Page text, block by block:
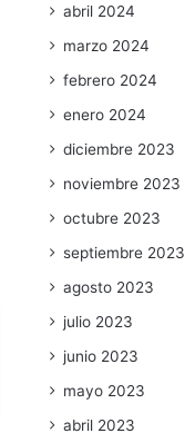
abril 2024
marzo 2024
febrero 2024
enero 2024
diciembre 2023
noviembre 2023
octubre 2023
septiembre 2023
agosto 2023
julio 2023
junio 2023
mayo 2023
abril 2023